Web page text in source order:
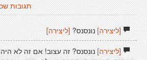
תגובות
[ליצירה]נונסנס?[ליצירה]
[ליצירה]נונסנס? זה עצוב! אם זה לא